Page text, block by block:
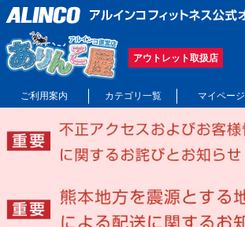
アウトレット取扱店
ご利用案内 カテゴリ一覧 マイページ